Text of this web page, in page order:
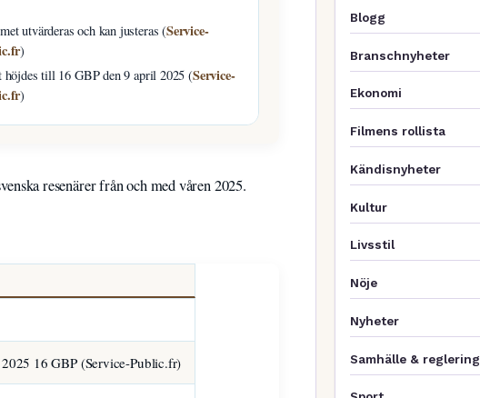
utvärderas och kan justeras (Service-
)
höjdes till 16 GBP den 9 april 2025 (Service-
)
resenärer från och med våren 2025.
16 GBP (Service-Public.fr)
Blogg
Branschnyheter
Ekonomi
Filmens rollista
Kändisnyheter
Kultur
Livsstil
Nöje
Nyheter
Samhälle & reglering